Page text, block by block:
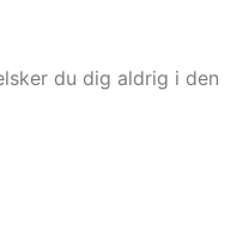
du dig aldrig i den